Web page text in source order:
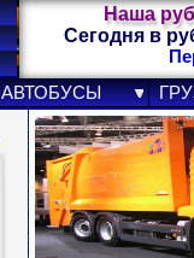
Наша
Сегодня в
АВТОБУСЫ